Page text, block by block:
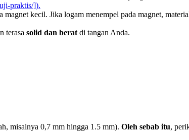
praktis/]).
magnet kecil. Jika logam menempel pada magnet,
terasa solid dan berat di tangan Anda.
misalnya 0,7 mm hingga 1.5 mm). Oleh sebab itu,